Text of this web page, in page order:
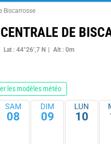
Biscarrosse
DE
Lat : 44°26’,7 N Alt : 0m
les modèles météo
SAM
08
DIM
09
LUN
10